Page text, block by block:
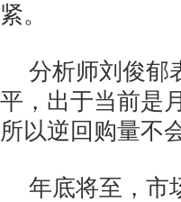
紧。
分析师刘俊郁
平，出于当前是
所以逆回购量不
年底将至，市